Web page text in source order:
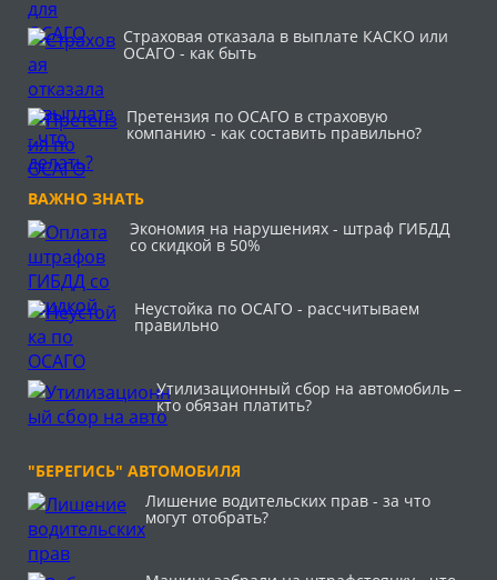
Страховая отказала в выплате КАСКО или
ОСАГО - как быть
Претензия по ОСАГО в страховую
компанию - как составить правильно?
ВАЖНО ЗНАТЬ
Экономия на нарушениях - штраф ГИБДД
со скидкой в 50%
Неустойка по ОСАГО - рассчитываем
правильно
Утилизационный сбор на автомобиль –
кто обязан платить?
"БЕРЕГИСЬ" АВТОМОБИЛЯ
Лишение водительских прав - за что
могут отобрать?